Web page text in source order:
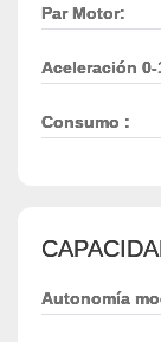
Par Motor:
Aceleración 0-
Consumo :
Autonomía